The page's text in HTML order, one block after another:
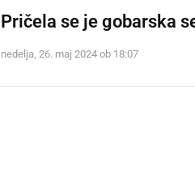
Pričela se je gobarska
nedelja, 26. maj 2024 ob 18:07